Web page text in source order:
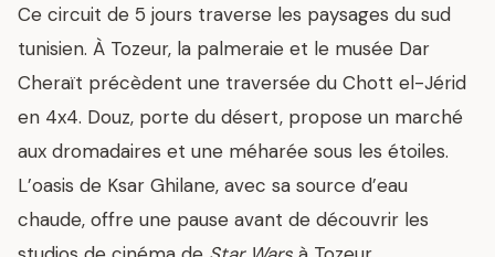
Ce circuit de 5 jours traverse les paysages du sud
tunisien. À Tozeur, la palmeraie et le musée Dar
Cheraït précèdent une traversée du Chott el-Jérid
en 4x4. Douz, porte du désert, propose un marché
aux dromadaires et une méharée sous les étoiles.
L’oasis de Ksar Ghilane, avec sa source d’eau
chaude, offre une pause avant de découvrir les